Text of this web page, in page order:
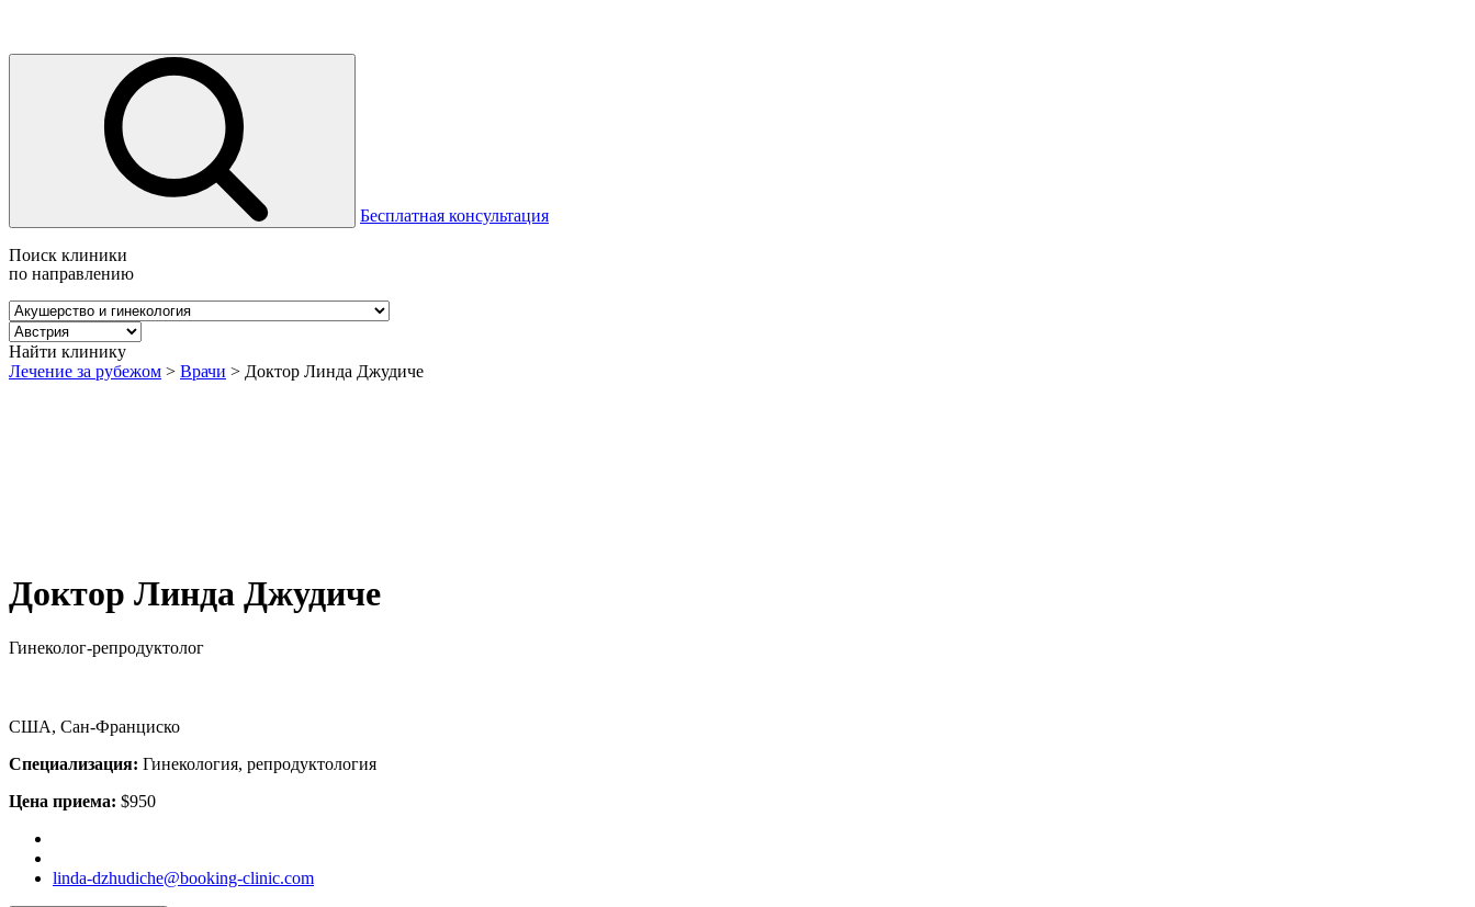
Бесплатная консультация
Поиск клиники
по направлению
Найти клинику
Лечение за рубежом > Врачи > Доктор Линда Джудиче
Доктор Линда Джудиче
Гинеколог-репродуктолог
США, Сан-Франциско
Специализация: Гинекология, репродуктология
Цена приема: $950
linda-dzhudiche@booking-clinic.com